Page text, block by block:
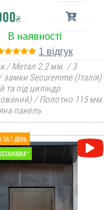
₴
1
/ Метал 2.2 мм. / 3
замки Securemme (Італія)
та під циліндр
/ Полотно 115 мм.
панель